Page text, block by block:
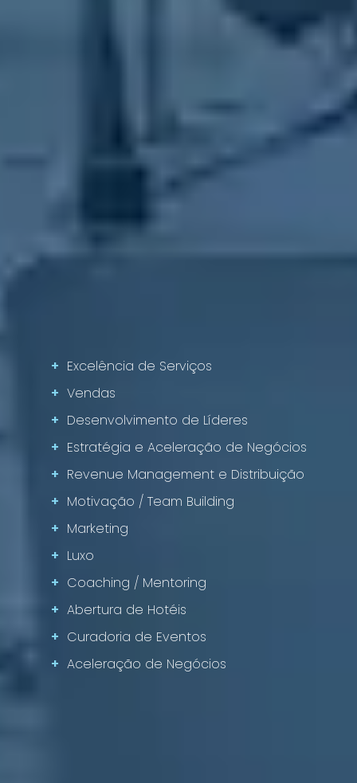
+ Excelência de Serviços
+ Vendas
+ Desenvolvimento de Líderes
+ Estratégia e Aceleração de Negócios
+ Revenue Management e Distribuição
+ Motivação / Team Building
+ Marketing
+ Luxo
+ Coaching / Mentoring
+ Abertura de Hotéis
+ Curadoria de Eventos
+ Aceleração de Negócios